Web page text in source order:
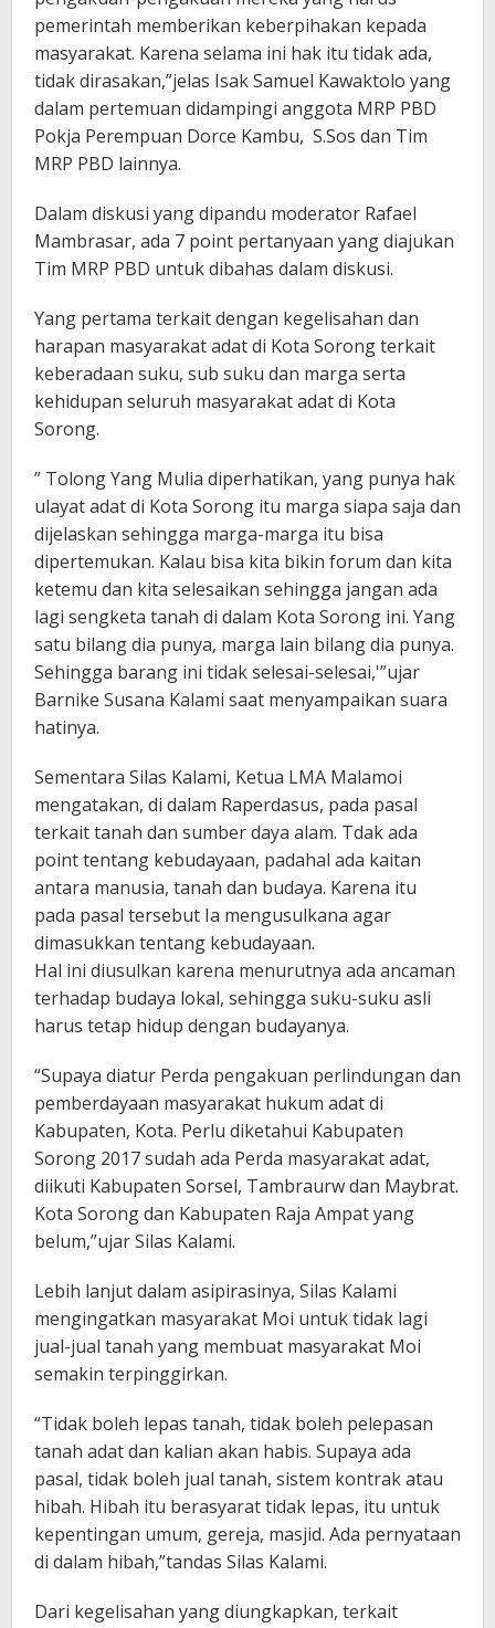
pemerintah memberikan keberpihakan kepada
masyarakat. Karena selama ini hak itu tidak ada,
tidak dirasakan,”jelas Isak Samuel Kawaktolo yang
dalam pertemuan didampingi anggota MRP PBD
Pokja Perempuan Dorce Kambu, S.Sos dan Tim
MRP PBD lainnya.
Dalam diskusi yang dipandu moderator Rafael
Mambrasar, ada 7 point pertanyaan yang diajukan
Tim MRP PBD untuk dibahas dalam diskusi.
Yang pertama terkait dengan kegelisahan dan
harapan masyarakat adat di Kota Sorong terkait
keberadaan suku, sub suku dan marga serta
kehidupan seluruh masyarakat adat di Kota
Sorong.
” Tolong Yang Mulia diperhatikan, yang punya hak
ulayat adat di Kota Sorong itu marga siapa saja dan
dijelaskan sehingga marga-marga itu bisa
dipertemukan. Kalau bisa kita bikin forum dan kita
ketemu dan kita selesaikan sehingga jangan ada
lagi sengketa tanah di dalam Kota Sorong ini. Yang
satu bilang dia punya, marga lain bilang dia punya.
Sehingga barang ini tidak selesai-selesai,'”ujar
Barnike Susana Kalami saat menyampaikan suara
hatinya.
Sementara Silas Kalami, Ketua LMA Malamoi
mengatakan, di dalam Raperdasus, pada pasal
terkait tanah dan sumber daya alam. Tdak ada
point tentang kebudayaan, padahal ada kaitan
antara manusia, tanah dan budaya. Karena itu
pada pasal tersebut Ia mengusulkana agar
dimasukkan tentang kebudayaan.
Hal ini diusulkan karena menurutnya ada ancaman
terhadap budaya lokal, sehingga suku-suku asli
harus tetap hidup dengan budayanya.
“Supaya diatur Perda pengakuan perlindungan dan
pemberdayaan masyarakat hukum adat di
Kabupaten, Kota. Perlu diketahui Kabupaten
Sorong 2017 sudah ada Perda masyarakat adat,
diikuti Kabupaten Sorsel, Tambraurw dan Maybrat.
Kota Sorong dan Kabupaten Raja Ampat yang
belum,”ujar Silas Kalami.
Lebih lanjut dalam asipirasinya, Silas Kalami
mengingatkan masyarakat Moi untuk tidak lagi
jual-jual tanah yang membuat masyarakat Moi
semakin terpinggirkan.
“Tidak boleh lepas tanah, tidak boleh pelepasan
tanah adat dan kalian akan habis. Supaya ada
pasal, tidak boleh jual tanah, sistem kontrak atau
hibah. Hibah itu berasyarat tidak lepas, itu untuk
kepentingan umum, gereja, masjid. Ada pernyataan
di dalam hibah,”tandas Silas Kalami.
Dari kegelisahan yang diungkapkan, terkait